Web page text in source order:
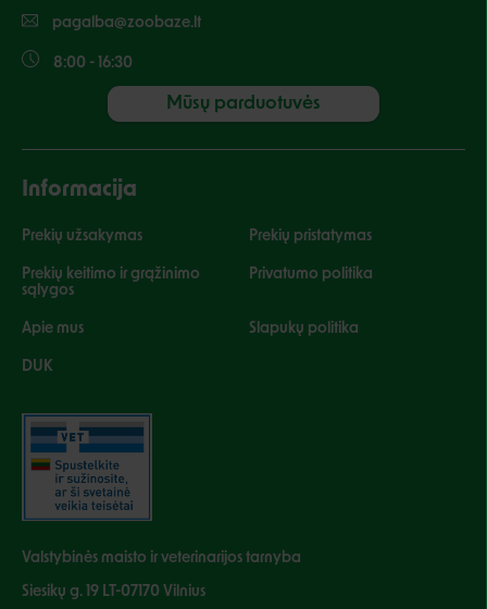
pagalba@zoobaze.lt
8:00 - 16:30
Mūsų parduotuvės
Informacija
Prekių užsakymas Prekių pristatymas
Prekių keitimo ir grąžinimo
sąlygos
Privatumo politika
Apie mus Slapukų politika
DUK
Valstybinės maisto ir veterinarijos tarnyba
Siesikų g. 19 LT-07170 Vilnius